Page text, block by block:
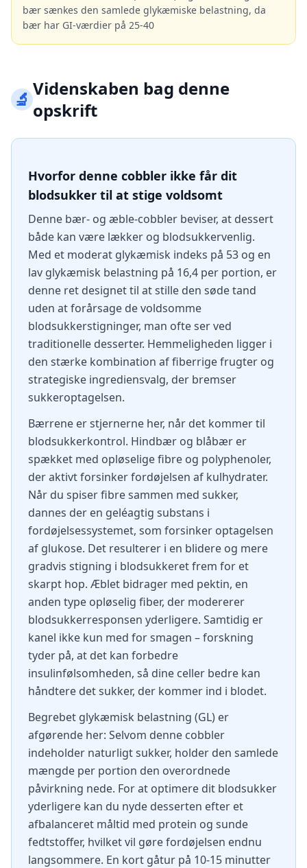
bær sænkes den samlede glykæmiske belastning, da
bær har GI-værdier på 25-40
🔬Videnskaben bag denne
opskrift
Hvorfor denne cobbler ikke får dit
blodsukker til at stige voldsomt
Denne bær- og æble-cobbler beviser, at dessert
både kan være lækker og blodsukkervenlig.
Med et moderat glykæmisk indeks på 53 og en
lav glykæmisk belastning på 16,4 per portion, er
denne ret designet til at stille den søde tand
uden at forårsage de voldsomme
blodsukkerstigninger, man ofte ser ved
traditionelle desserter. Hemmeligheden ligger i
den stærke kombination af fiberrige frugter og
strategiske ingrediensvalg, der bremser
sukkeroptagelsen.
Bærrene er stjernerne her, når det kommer til
blodsukkerkontrol. Hindbær og blåbær er
spækket med opløselige fibre og polyphenoler,
der aktivt forsinker fordøjelsen af kulhydrater.
Når du spiser fibre sammen med sukker,
dannes der en geléagtig substans i
fordøjelsessystemet, som forsinker optagelsen
af glukose. Det resulterer i en blidere og mere
gradvis stigning i blodsukkeret frem for et
skarpt hop. Æblet bidrager med pektin, en
anden type opløselig fiber, der modererer
blodsukkerresponsen yderligere. Samtidig er
kanel ikke kun med for smagen – forskning
tyder på, at det kan forbedre
insulinfølsomheden, så dine celler bedre kan
håndtere det sukker, der kommer ind i blodet.
Begrebet glykæmisk belastning (GL) er
afgørende her: Selvom denne cobbler
indeholder naturligt sukker, holder den samlede
mængde per portion den overordnede
påvirkning nede. For at optimere dit blodsukker
yderligere kan du nyde desserten efter et
afbalanceret måltid med protein og sunde
fedtstoffer, hvilket vil gøre fordøjelsen endnu
langsommere. En kort gåtur på 10-15 minutter